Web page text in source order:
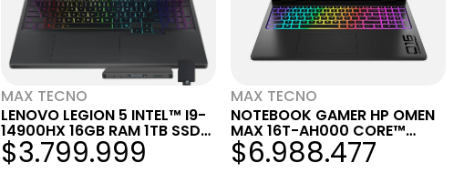
MAX TECNO
LENOVO LEGION 5 INTEL™ I9-
14900HX 16GB RAM 1TB SSD
15.1" OLED WQXGA 165HZ
NVIDIA® RTX 5070 8GB
$3.799.999
MAX TECNO
NOTEBOOK GAMER HP OMEN
MAX 16T-AH000 CORE™
ULTRA 9 275HX 16GB RAM
512GB SSD RTX 5090 16"165
$6.988.477